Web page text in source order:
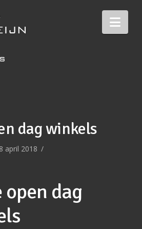
dag winkels
april 2018
open dag